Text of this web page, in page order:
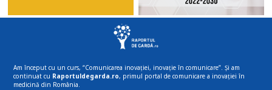
Am început cu un curs, “Comunicarea inovației, inovație în comunicare”. Și am
continuat cu Raportuldegarda.ro, primul portal de comunicare a inovației în
medicină din România.